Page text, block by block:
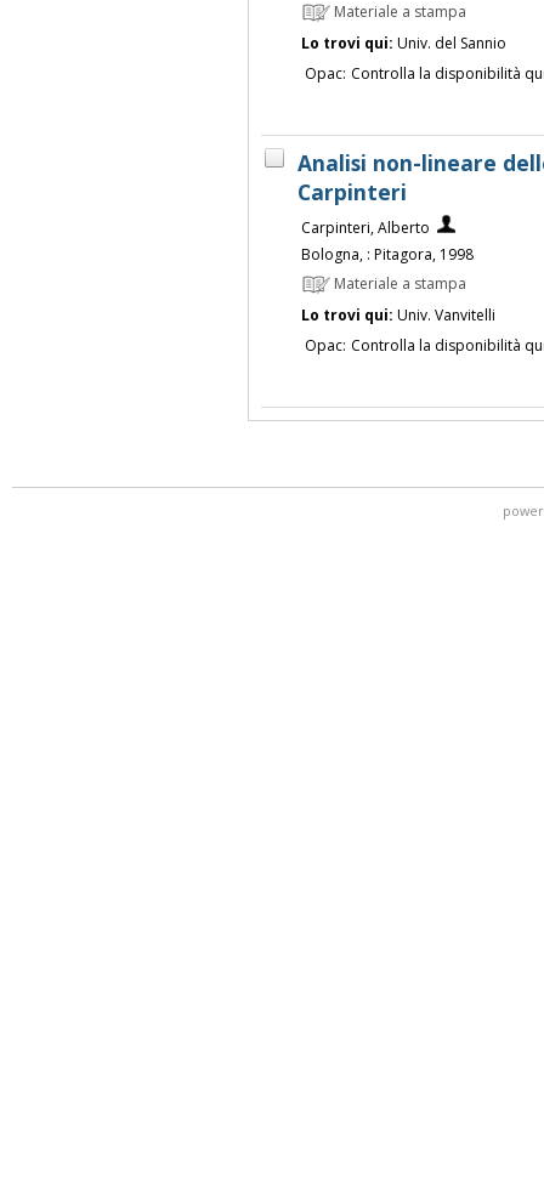
Materiale a stampa
Lo trovi qui: Univ. del Sannio
Opac: Controlla la disponibilità
Analisi non-lineare
Carpinteri
Carpinteri, Alberto
Bologna, : Pitagora, 1998
Materiale a stampa
Lo trovi qui: Univ. Vanvitelli
Opac: Controlla la disponibilità